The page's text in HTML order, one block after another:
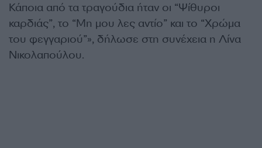
Κάποια από τα τραγούδια ήταν οι “Ψίθυροι
καρδιάς”, το “Μη μου λες αντίο” και το “Χρώμα
του φεγγαριού”», δήλωσε στη συνέχεια η Λίνα
Νικολαπούλου.